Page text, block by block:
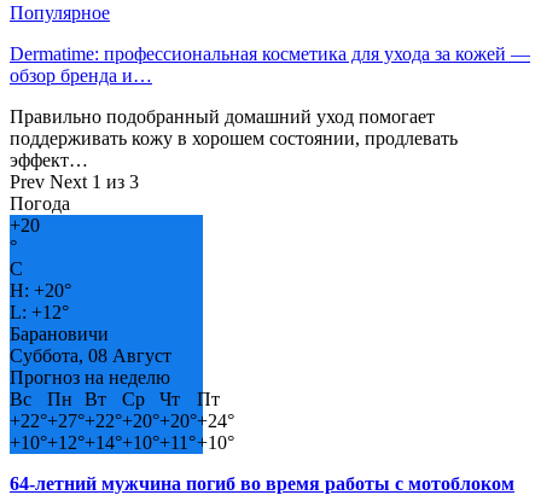
Популярное
Dermatime: профессиональная косметика для ухода за кожей —
обзор бренда и…
Правильно подобранный домашний уход помогает
поддерживать кожу в хорошем состоянии, продлевать
эффект…
Prev Next 1 из 3
Погода
+20
°
C
H: +20°
L: +12°
Барановичи
Суббота, 08 Август
Прогноз на неделю
Вс
Пн Вт Ср Чт
Пт
+22°+27°+22°+20°+20°+24°
+10°+12°+14°+10°+11°+10°
64-летний мужчина погиб во время работы с мотоблоком